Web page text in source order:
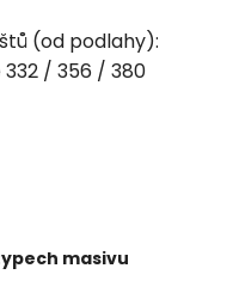
(od podlahy):
/ 356 / 380
masivu